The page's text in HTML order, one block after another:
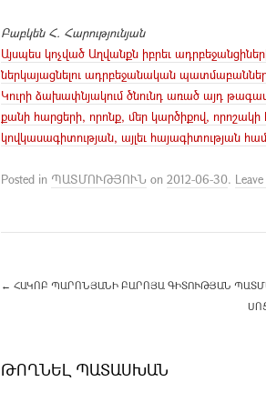
Բաբկեն Հ. Հարությունյան
Այսպես կոչված Աղվանքն իբրեւ
ներկայացնելու ադրբեջանական
Կուրի ձախափնյակում ծնունդ առած այդ
քանի հարցերի, որոնք, մեր կարծիքով, որոշակի
կովկասագիտության, այլեւ հայագիտության
Posted in ՊԱՏՄՈՒԹՅՈՒՆ on 2012-06-30.
← ՀԱԿՈԲ ՊԱՐՈՆՅԱՆԻ ԲԱՐՈՅԱ ԳԻՏՈՒԹՅԱՆ
ԹՈՂՆԵԼ ՊԱՏԱՍԽԱՆ